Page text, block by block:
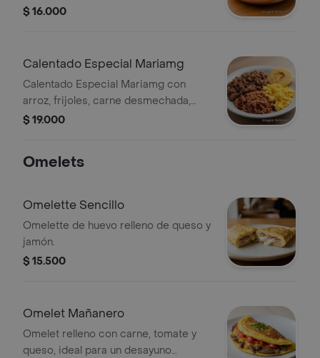
$ 16.000
Calentado Especial Mariamg
Calentado Especial Mariamg con
arroz, frijoles, carne desmechada,
huevo revuelto y arepa.
$ 19.000
Omelets
Omelette Sencillo
Omelette de huevo relleno de queso y
jamón.
$ 15.500
Omelet Mañanero
Omelet relleno con carne, tomate y
queso, ideal para un desayuno